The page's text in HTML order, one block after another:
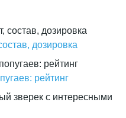
дозировка
рейтинг